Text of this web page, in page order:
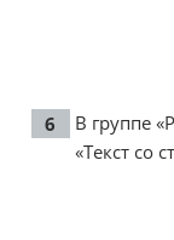
В группе
«Текст со